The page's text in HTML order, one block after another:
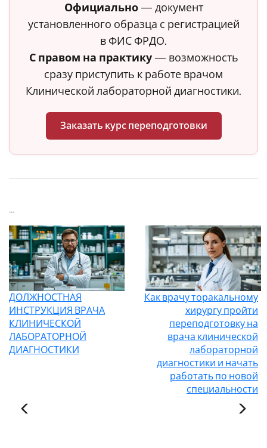
Официально— документ
установленного образца с регистрацией
в ФИС ФРДО.
С правом на практику— возможность
сразу приступить к работе врачом
Клинической лабораторной диагностики.
Заказать курс переподготовки
ДОЛЖНОСТНАЯ
ИНСТРУКЦИЯ ВРАЧА
КЛИНИЧЕСКОЙ
ЛАБОРАТОРНОЙ
ДИАГНОСТИКИ
Как врачу торакальному
хирургу пройти
переподготовку на
врача клинической
лабораторной
диагностики и начать
работать по новой
специальности